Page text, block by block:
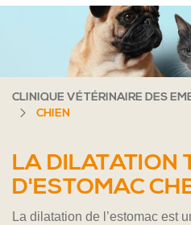
CLINIQUE VÉTÉRINAIRE DES
CHIEN
LA DILATATION
D'ESTOMAC
La dilatation de l’estomac est